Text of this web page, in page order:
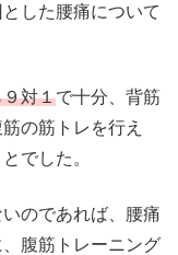
した腰痛について
対１で十分、背筋
の筋トレを行え
でした。
のであれば、腰痛
腹筋トレーニング